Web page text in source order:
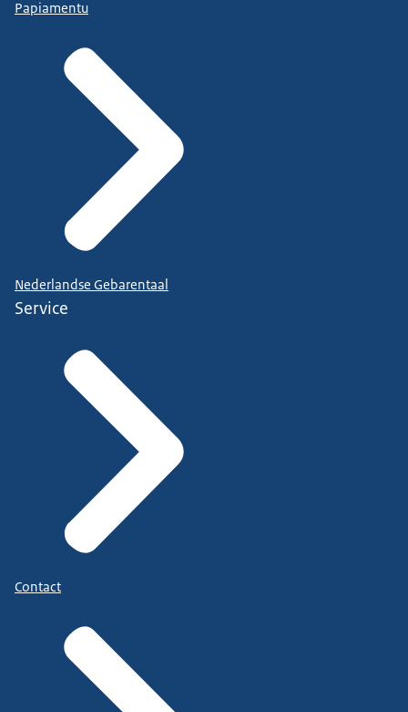
Papiamentu
Nederlandse Gebarentaal
Service
Contact